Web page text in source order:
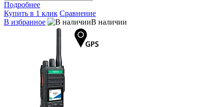
Подробнее
Купить в 1 клик Сравнение
В избранное
В наличии